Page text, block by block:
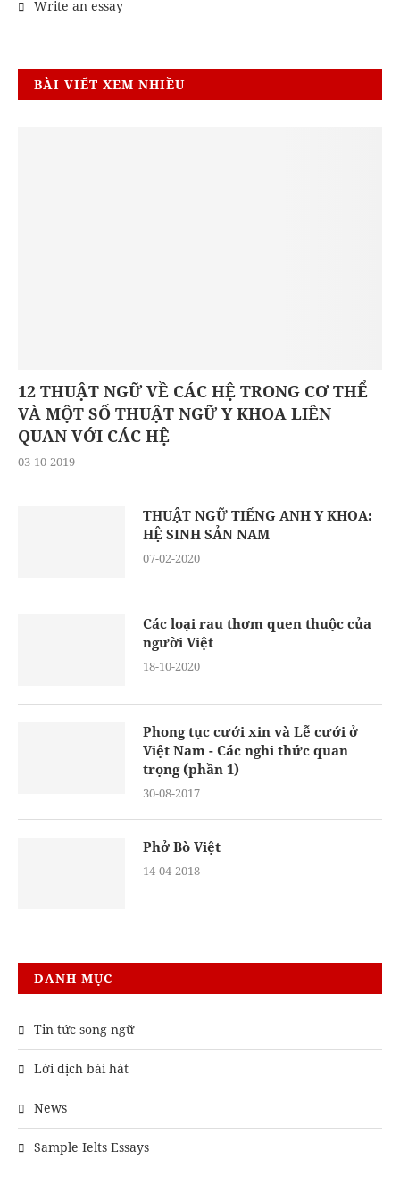
Write an essay
BÀI VIẾT XEM NHIỀU
12 THUẬT NGỮ VỀ CÁC HỆ TRONG CƠ THỂ
VÀ MỘT SỐ THUẬT NGỮ Y KHOA LIÊN
QUAN VỚI CÁC HỆ
03-10-2019
THUẬT NGỮ TIẾNG ANH Y KHOA:
HỆ SINH SẢN NAM
07-02-2020
Các loại rau thơm quen thuộc của
người Việt
18-10-2020
Phong tục cưới xin và Lễ cưới ở
Việt Nam - Các nghi thức quan
trọng (phần 1)
30-08-2017
Phở Bò Việt
14-04-2018
DANH MỤC
Tin tức song ngữ
Lời dịch bài hát
News
Sample Ielts Essays